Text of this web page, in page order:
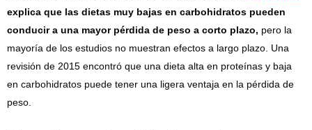
explica que las dietas muy bajas en carbohidratos pueden
conducir a una mayor pérdida de peso a corto plazo, pero la
mayoría de los estudios no muestran efectos a largo plazo. Una
revisión de 2015 encontró que una dieta alta en proteínas y baja
en carbohidratos puede tener una ligera ventaja en la pérdida de
peso.